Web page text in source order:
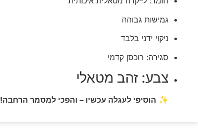
גמישות גבוהה
ניקוי ידני בלבד
סגירה: רוכסן קדמי
צבע: זהב מטאלי
✨ הוסיפי לעגלה עכשיו – והפכי למסמר הרחבה!